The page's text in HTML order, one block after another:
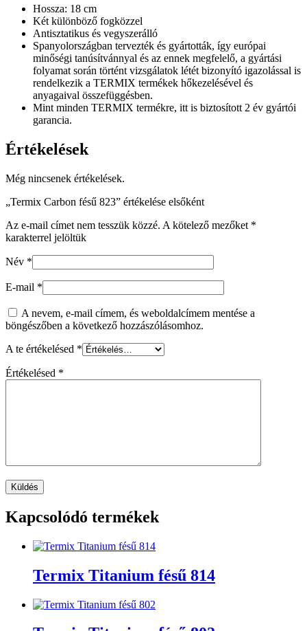
Hossza: 18 cm
Két különböző fogközzel
Antisztatikus és vegyszerálló
Spanyolországban tervezték és gyártották, így európai
minőségi tanúsítvánnyal és az ennek megfelelő, a gyártási
folyamat során történt vizsgálatok létét bizonyító igazolással is
rendelkezik a TERMIX termékek hőkezelésével és
anyagaival összefüggésben.
Mint minden TERMIX termékre, itt is biztosított 2 év gyártói
garancia.
Értékelések
Még nincsenek értékelések.
„Termix Carbon fésű 823” értékelése elsőként
Az e-mail címet nem tesszük közzé. A kötelező mezőket *
karakterrel jelöltük
Név *
E-mail *
A nevem, e-mail címem, és weboldalcímem mentése a
böngészőben a következő hozzászólásomhoz.
A te értékelésed *
Értékelésed *
Kapcsolódó termékek
Termix Titanium fésű 814